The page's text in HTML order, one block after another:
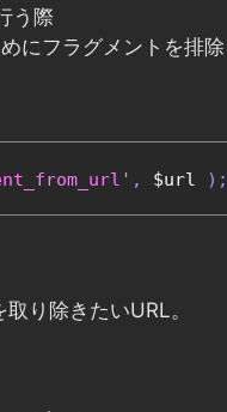
う際
にフラグメントを排
, $url );
り除きたいURL。